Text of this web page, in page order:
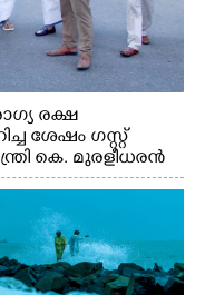
രക്ഷ
ശേഷം ഗസ്റ്റ്
കെ. മുരളീധരൻ